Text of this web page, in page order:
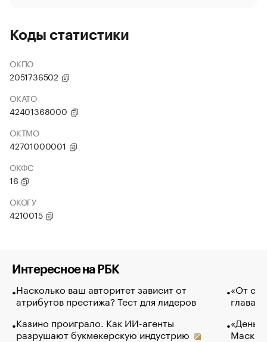
Коды статистики
ОКПО
2051736502
ОКАТО
42401368000
ОКТМО
42701000001
ОКФС
16
ОКОГУ
4210015
Интересное на РБК
Насколько ваш авторитет зависит от
атрибутов престижа? Тест для лидеров
Казино проиграло. Как ИИ-агенты
разрушают букмекерскую индустрию
«От
глава
Маск в